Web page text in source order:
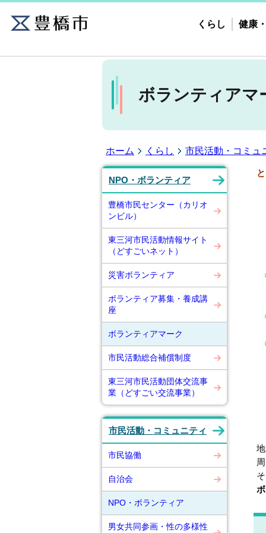
くらし 健康
ボランティアマ
ホーム くらし 市民活動・コミュ
NPO・ボランティア
豊橋市民センター（カリオ
ンビル）
東三河市民活動情報サイト
（どすごいネット）
災害ボランティア
ボランティア募集・養成講
座
ボランティアマーク
市民活動総合補償制度
東三河市民活動団体交流事
業（どすごい交流事業）
市民活動・コミュニティ
市民協働
自治会
NPO・ボランティア
男女共同参画・性の多様性